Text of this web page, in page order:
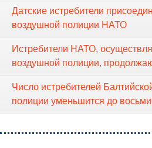
Датские истребители
воздушной полиции НАТО
Истребители НАТО,
воздушной полиции,
Число истребителей
полиции уменьшится до восьми